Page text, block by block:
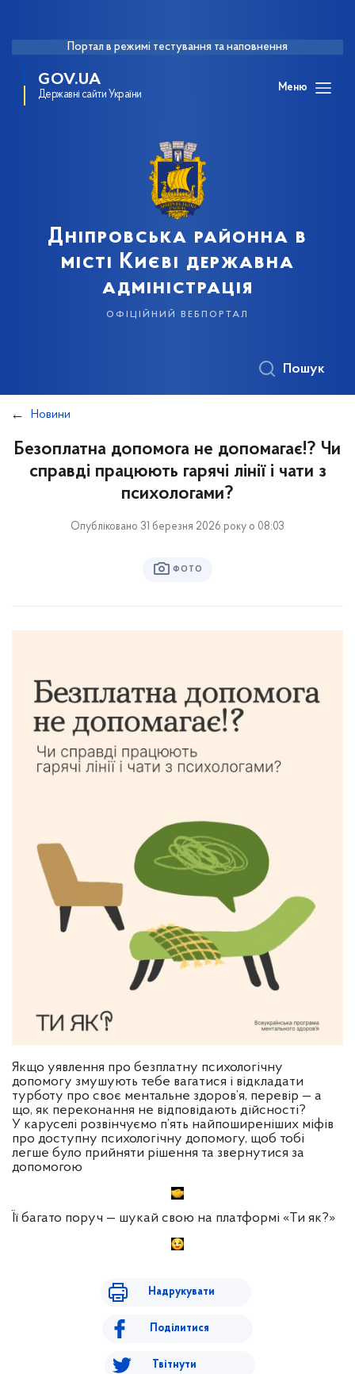
Портал в режимі тестування та наповнення
GOV.UA
Державні сайти України
Меню
Дніпровська районна в
місті Києві державна
адміністрація
офіційний вебпортал
Пошук
Новини
Безоплатна допомога не допомагає!? Чи
справді працюють гарячі лінії і чати з
психологами?
Опубліковано 31 березня 2026 року о 08:03
ФОТО
Якщо уявлення про безплатну психологічну
допомогу змушують тебе вагатися і відкладати
турботу про своє ментальне здоров’я, перевір — а
що, як переконання не відповідають дійсності?
У каруселі розвінчуємо п’ять найпоширеніших міфів
про доступну психологічну допомогу, щоб тобі
легше було прийняти рішення та звернутися за
допомогою
Її багато поруч — шукай свою на платформі «Ти як?»
Надрукувати
Поділитися
Твітнути